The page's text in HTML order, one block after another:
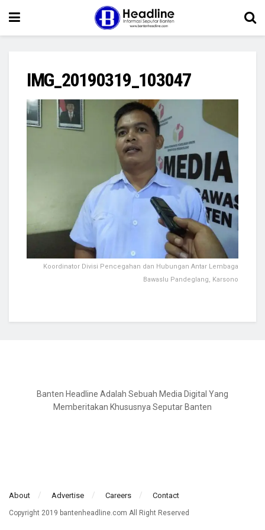
IMG_20190319_103047
Koordinator Divisi Pencegahan dan Hubungan Antar Lembaga
Bawaslu Pandeglang, Karsono
Banten Headline Adalah Sebuah Media Digital Yang
Memberitakan Khususnya Seputar Banten
About Advertise Careers Contact
Copyright 2019 bantenheadline.com All Right Reserved